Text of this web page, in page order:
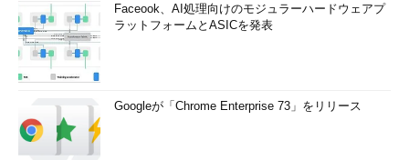
Faceook、AI処理向けのモジュラーハードウェアプ
ラットフォームとASICを発表
Googleが「Chrome Enterprise 73」をリリース